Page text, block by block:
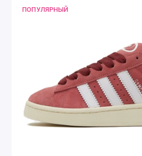
ПОПУЛЯРНЫЙ